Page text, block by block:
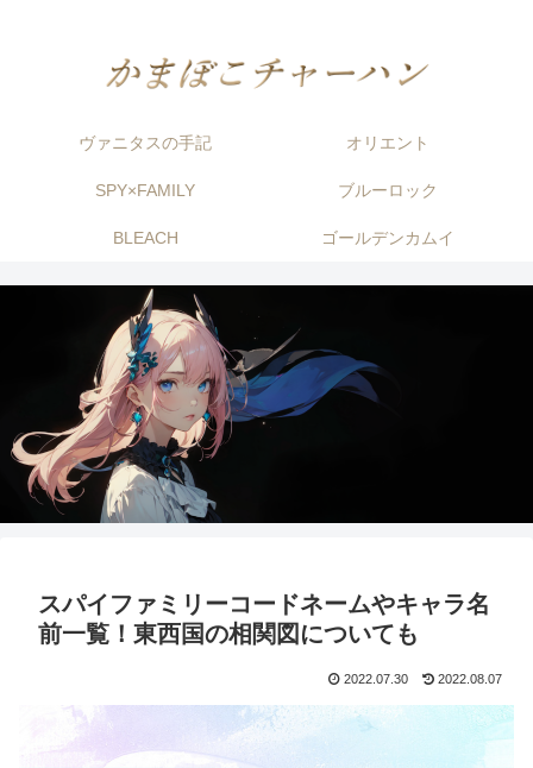
ヴァニタスの手記 オリエント
SPY×FAMILY ブルーロック
BLEACH ゴールデンカムイ
スパイファミリーコードネームやキャラ名
前一覧！東西国の相関図についても
2022.07.30 2022.08.07